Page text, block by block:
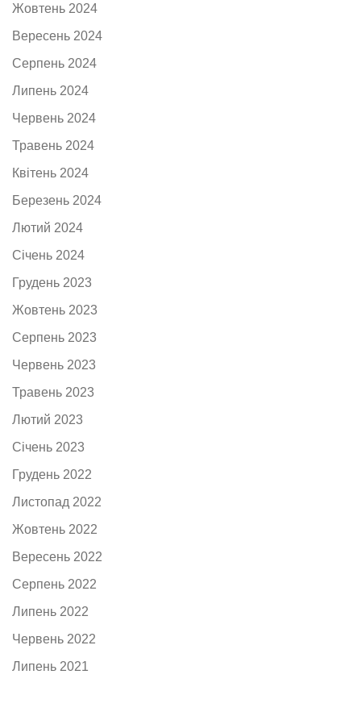
Жовтень 2024
Вересень 2024
Серпень 2024
Липень 2024
Червень 2024
Травень 2024
Квітень 2024
Березень 2024
Лютий 2024
Січень 2024
Грудень 2023
Жовтень 2023
Серпень 2023
Червень 2023
Травень 2023
Лютий 2023
Січень 2023
Грудень 2022
Листопад 2022
Жовтень 2022
Вересень 2022
Серпень 2022
Липень 2022
Червень 2022
Липень 2021